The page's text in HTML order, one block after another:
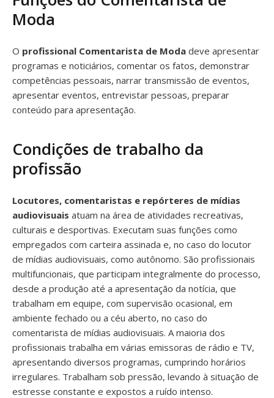
Moda
O profissional Comentarista de Moda deve apresentar
programas e noticiários, comentar os fatos, demonstrar
competências pessoais, narrar transmissão de eventos,
apresentar eventos, entrevistar pessoas, preparar
conteúdo para apresentação.
Condições de trabalho da
profissão
Locutores, comentaristas e repórteres de mídias
audiovisuais atuam na área de atividades recreativas,
culturais e desportivas. Executam suas funções como
empregados com carteira assinada e, no caso do locutor
de mídias audiovisuais, como autônomo. São profissionais
multifuncionais, que participam integralmente do processo,
desde a produção até a apresentação da notícia, que
trabalham em equipe, com supervisão ocasional, em
ambiente fechado ou a céu aberto, no caso do
comentarista de mídias audiovisuais. A maioria dos
profissionais trabalha em várias emissoras de rádio e TV,
apresentando diversos programas, cumprindo horários
irregulares. Trabalham sob pressão, levando à situação de
estresse constante e expostos a ruído intenso.